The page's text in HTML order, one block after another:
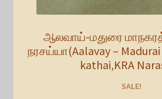
ஆலவாய்-மதுரை
நரசய்யா(Aalavay –
kathai,KRA
SALE!